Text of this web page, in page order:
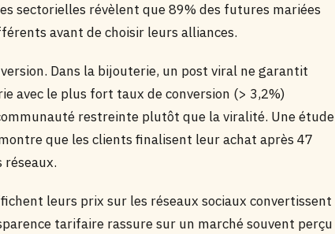
sectorielles révèlent que 89% des futures mariées
avant de choisir leurs alliances.
Dans la bijouterie, un post viral ne garantit
avec le plus fort taux de conversion (> 3,2%)
restreinte plutôt que la viralité. Une étude
que les clients finalisent leur achat après 47
réseaux.
leurs prix sur les réseaux sociaux convertissent
tarifaire rassure sur un marché souvent perçu